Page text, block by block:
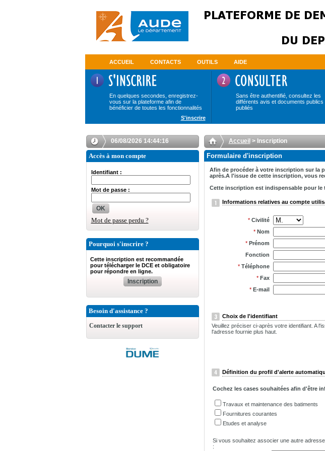
ACCUEIL CONTACTS OUTILS AIDE
En quelques secondes, enregistrez-
vous sur la plateforme afin de
bénéficier de toutes les fonctionnalités
Sans être authentifié, consultez les
différents avis et documents publics
publiés
S'inscrire
06/08/2026 14:44:16
Accès à mon compte
Identifiant :
Mot de passe :
OK
Mot de passe perdu ?
Pourquoi s'inscrire ?
Cette inscription est recommandée
pour télécharger le DCE et obligatoire
pour répondre en ligne.
Inscription
Besoin d'assistance ?
Contacter le support
Accueil > Inscription
Formulaire d'inscription
Afin de procéder à votre inscription sur la
après.A l'issue de cette inscription, vous
Cette inscription est indispensable pour
Informations relatives au compte
* Civilité
* Nom
* Prénom
Fonction
* Téléphone
* Fax
* E-mail
Choix de l'identifiant
Veuillez préciser ci-après votre identifiant. A
l'adresse fournie plus haut.
Définition du profil d'alerte
Cochez les cases souhaitées afin d'être
Travaux et maintenance des batiments
Fournitures courantes
Etudes et analyse
Si vous souhaitez associer une autre
: